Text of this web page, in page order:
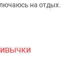
на отдых.